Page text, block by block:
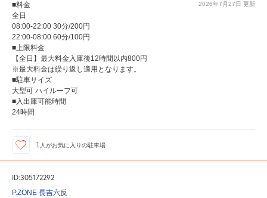
2026年7月27日 更新
■料金
全日
08:00-22:00 30分/200円
22:00-08:00 60分/100円
■上限料金
【全日】最大料金入庫後12時間以内800円
※最大料金は繰り返し適用となります。
■駐車サイズ
大型可 ハイルーフ可
■入出庫可能時間
24時間
1 人がお気に入りの駐車場
ID:305172292
P.ZONE 長吉六反